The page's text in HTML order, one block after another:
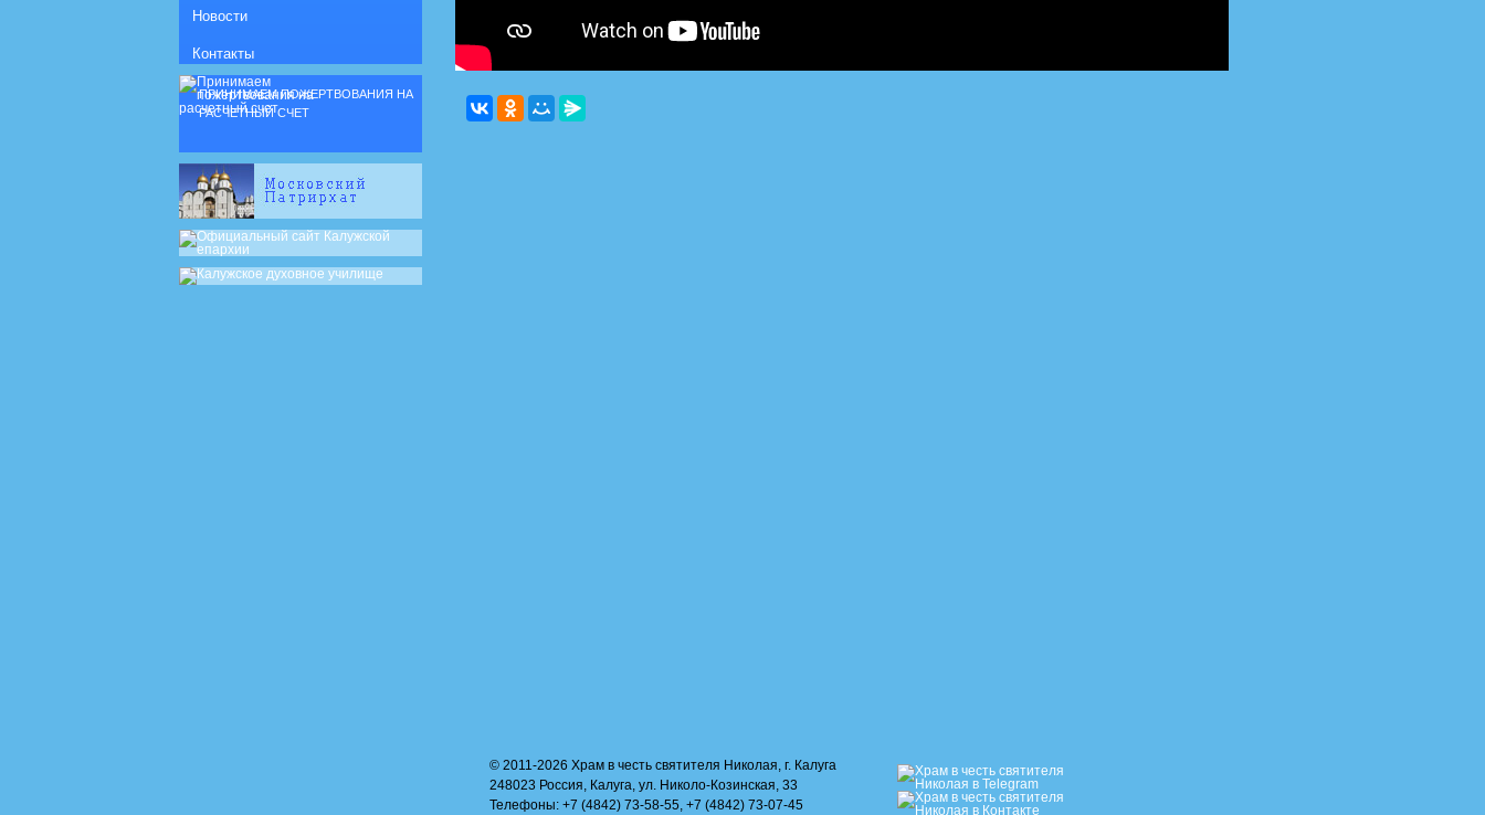
Новости
Контакты
ПРИНИМАЕМ ПОЖЕРТВОВАНИЯ НА
РАСЧЕТНЫЙ СЧЕТ
© 2011-2026 Храм в честь святителя Николая, г. Калуга
248023 Россия, Калуга, ул. Николо-Козинская, 33
Телефоны: +7 (4842) 73-58-55, +7 (4842) 73-07-45